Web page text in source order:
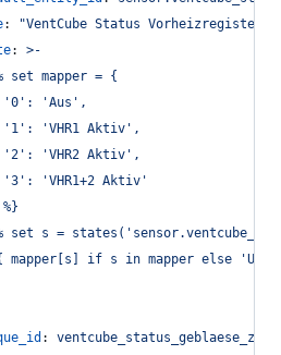
: "VentCube Status Vorheizregister
: >-
set mapper = {
'Aus',
'VHR1 Aktiv',
'VHR2 Aktiv',
'VHR1+2 Aktiv'
set s =
mapper[s] if s in mapper else
: